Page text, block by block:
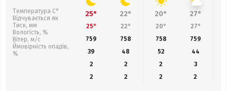
Температура С°
Відчувається як
Тиск, мм
Вологість, %
Вітер, м/с
Ймовірність опадів,
%
25° 22° 20° 27°
25° 22° 20° 27°
759
758 758 759
39
48 52 44
2
2 2
3
2
2 2 2